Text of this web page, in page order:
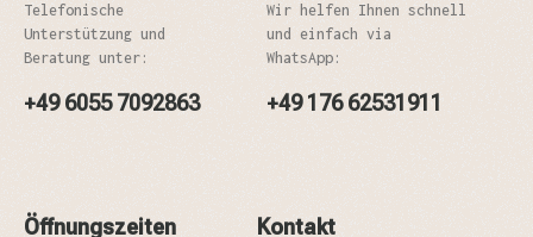
Telefonische
Unterstützung und
Beratung unter:
+49 6055 7092863
Wir helfen Ihnen schnell
und einfach via
WhatsApp:
+49 176 62531911
Öffnungszeiten Kontakt